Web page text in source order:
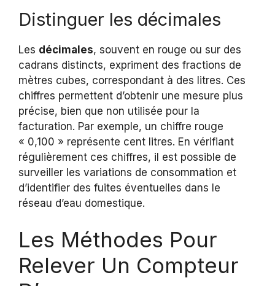
Distinguer les décimales
Les décimales, souvent en rouge ou sur des
cadrans distincts, expriment des fractions de
mètres cubes, correspondant à des litres. Ces
chiffres permettent d’obtenir une mesure plus
précise, bien que non utilisée pour la
facturation. Par exemple, un chiffre rouge
« 0,100 » représente cent litres. En vérifiant
régulièrement ces chiffres, il est possible de
surveiller les variations de consommation et
d’identifier des fuites éventuelles dans le
réseau d’eau domestique.
Les Méthodes Pour
Relever Un Compteur